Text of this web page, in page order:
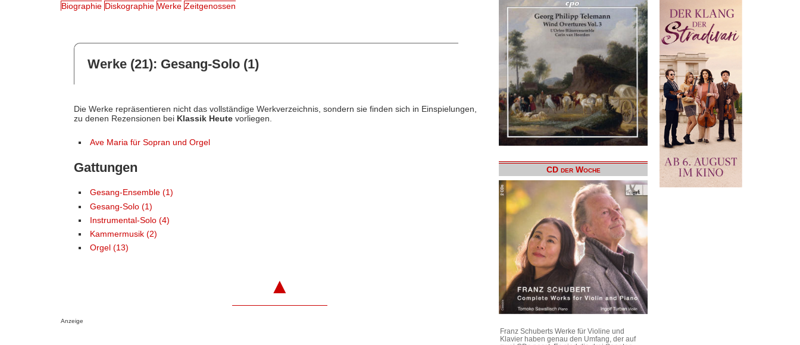
Biographie Diskographie Werke Zeitgenossen
Werke (21): Gesang-Solo (1)
Die Werke repräsentieren nicht das vollständige Werkverzeichnis, sondern sie finden sich in Einspielungen,
zu denen Rezensionen bei Klassik Heutevorliegen.
Ave Maria für Sopran und Orgel
Gattungen
Gesang-Ensemble (1)
Gesang-Solo (1)
Instrumental-Solo (4)
Kammermusik (2)
Orgel (13)
▲
Anzeige
CD der Woche
Franz Schuberts Werke für Violine und
Klavier haben genau den Umfang, der auf